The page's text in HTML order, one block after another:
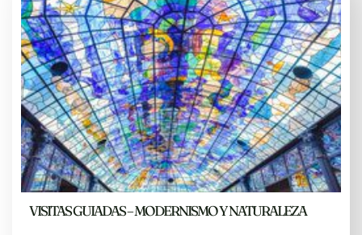
VISITAS GUIADAS – MODERNISMO Y NATURALEZA